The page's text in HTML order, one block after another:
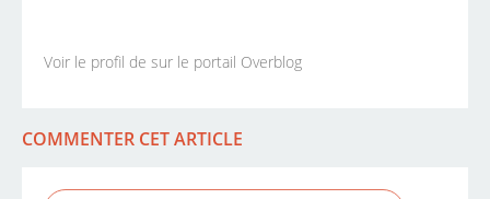
Voir le profil de sur le portail Overblog
COMMENTER CET ARTICLE